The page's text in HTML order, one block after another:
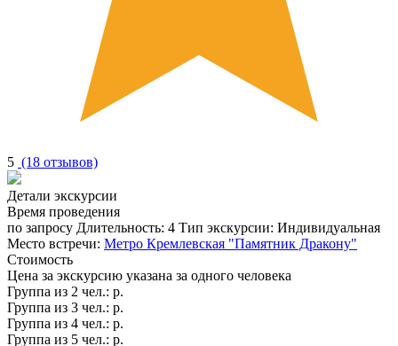
5 (18 отзывов)
Детали экскурсии
Время проведения
по запросу Длительность: 4 Тип экскурсии: Индивидуальная
Место встречи: Метро Кремлевская "Памятник Дракону"
Стоимость
Цена за экскурсию указана за одного человека
Группа из 2 чел.: р.
Группа из 3 чел.: р.
Группа из 4 чел.: р.
Группа из 5 чел.: р.